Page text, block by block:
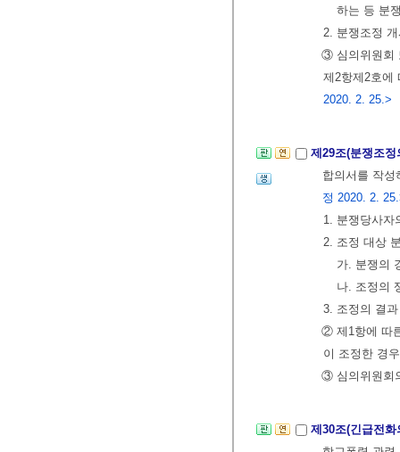
하는 등 분
2. 분쟁조정
③ 심의위원회
제2항제2호에
2020. 2. 25.>
제29조(분쟁조
합의서를 작
정 2020. 2.
1. 분쟁당사자
2. 조정 대상
가. 분쟁의
나. 조정의
3. 조정의 결과
② 제1항에 따
이 조정한 경
③ 심의위원회
제30조(긴급전